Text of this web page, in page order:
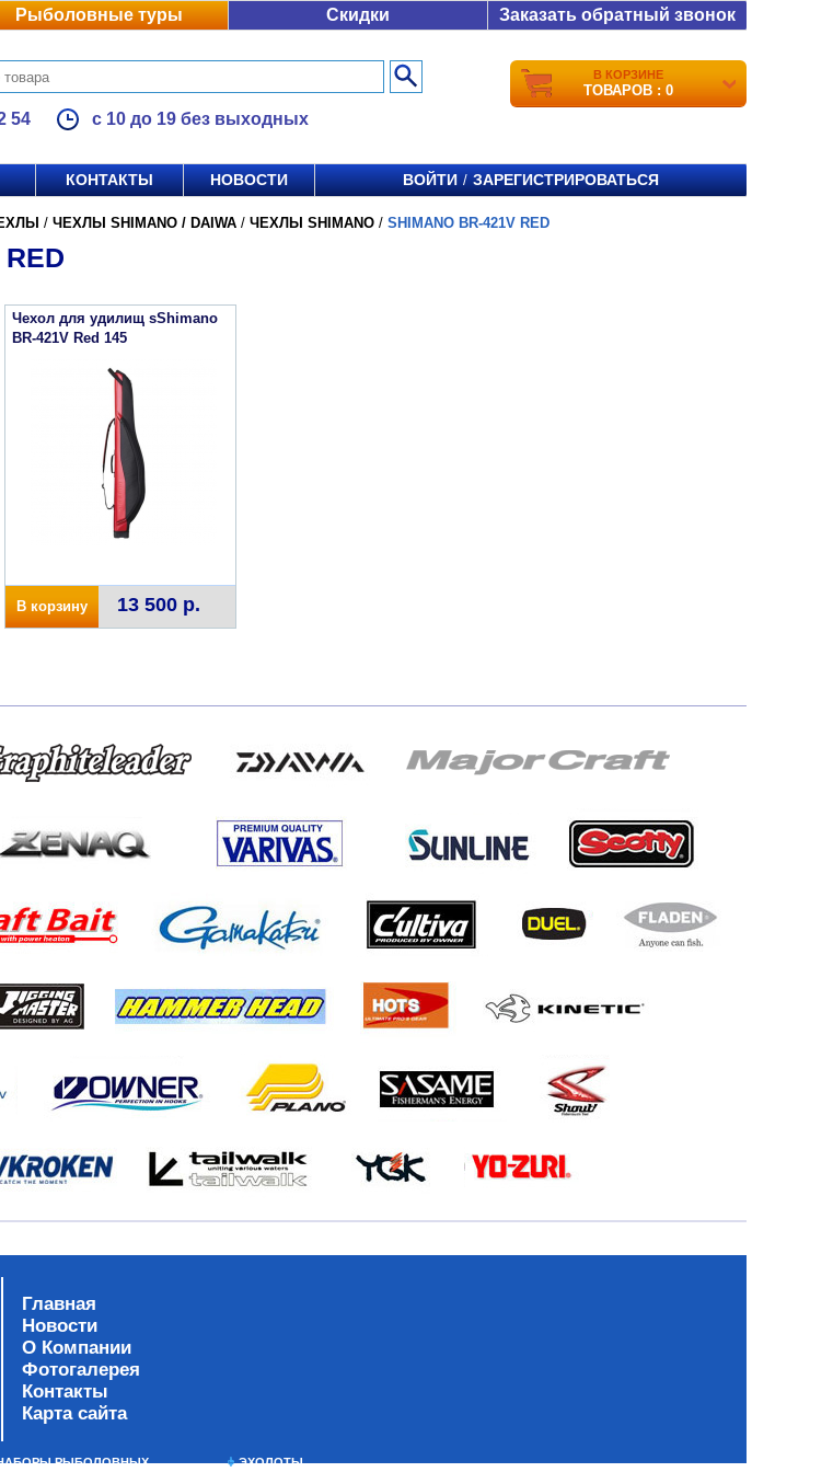
Рыболовные туры Скидки Заказать обратный звонок
54 с 10 до 19 без выходных
В КОРЗИНЕ
ТОВАРОВ : 0
КОНТАКТЫ НОВОСТИ ВОЙТИ / ЗАРЕГИСТРИРОВАТЬСЯ
/ ЧЕХЛЫ SHIMANO / DAIWA / ЧЕХЛЫ SHIMANO / SHIMANO BR-421V RED
Чехол для удилищ sShimano
BR-421V Red 145
В корзину 13 500 р.
Главная
Новости
О Компании
Фотогалерея
Контакты
Карта сайта
РЫБОЛОВНЫХ ЭХОЛОТЫ